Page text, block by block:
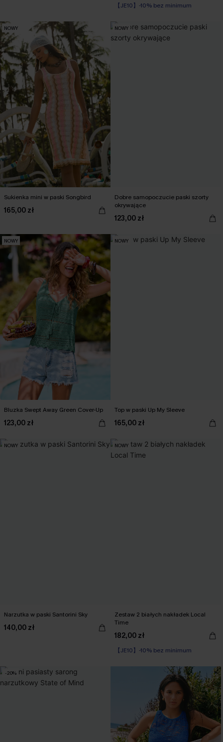
【JE10】-10% bez minimum
NOWY
Sukienka mini w paski Songbird
165,00 zł
NOWY
Dobre samopoczucie paski szorty
okrywające
123,00 zł
NOWY
Bluzka Swept Away Green Cover-Up
123,00 zł
NOWY
Top w paski Up My Sleeve
165,00 zł
NOWY
Narzutka w paski Santorini Sky
140,00 zł
NOWY
Zestaw 2 białych nakładek Local
Time
182,00 zł
【JE10】-10% bez minimum
-20%